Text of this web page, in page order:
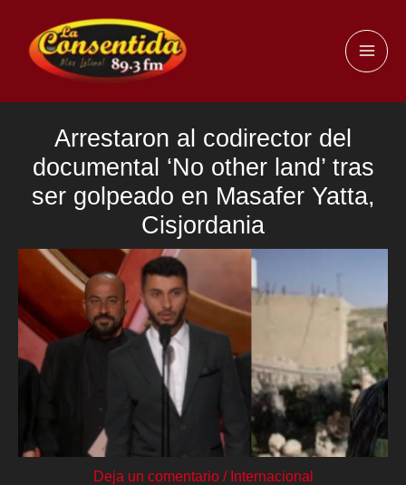
contenido
Arrestaron al codirector del
documental ‘No other land’ tras
ser golpeado en Masafer Yatta,
Cisjordania
Deja un comentario / Internacional